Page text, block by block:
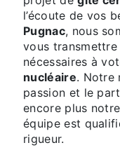
l’écoute de vos
Pugnac, nous
vous
nécessaires à
nucléaire. Notre
passion et le
encore plus
équipe est
rigueur.